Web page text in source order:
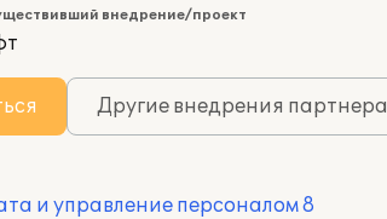
внедрение/проект
Другие внедрения партнера
и управление персоналом 8